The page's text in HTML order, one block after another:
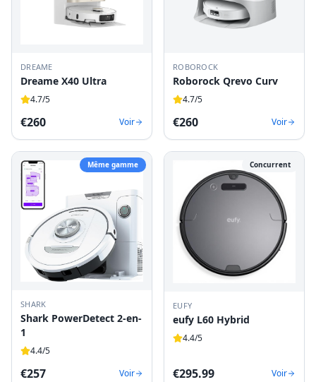
DREAME
Dreame X40 Ultra
4.7/5
€260 Voir
ROBOROCK
Roborock Qrevo Curv
4.7/5
€260 Voir
Même gamme
SHARK
Shark PowerDetect 2-en-
1
4.4/5
€257 Voir
Concurrent
EUFY
eufy L60 Hybrid
4.4/5
€295.99 Voir